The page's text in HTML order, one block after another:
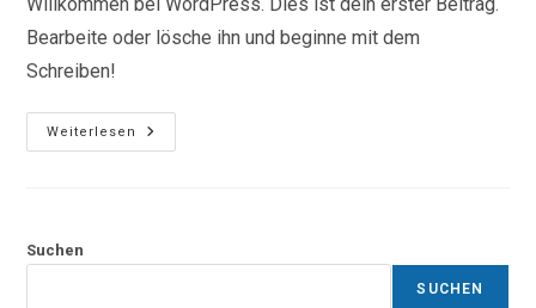
Bearbeite oder lösche ihn und beginne mit dem
Schreiben!
Weiterlesen
Hallo
Welt!
Suchen
SUCHEN